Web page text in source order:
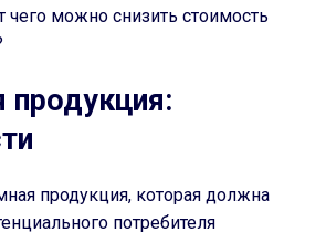
чего можно снизить стоимость
продукция:
продукция, которая должна
потребителя